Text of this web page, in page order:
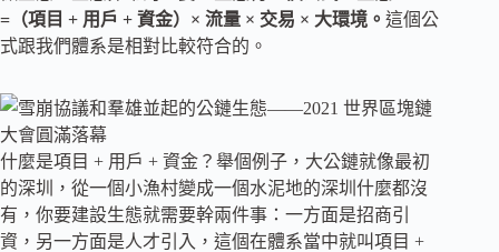
=（項目 + 用戶 + 資金）× 流量 × 交易 × 大環境。 這個公
式跟我們體系是相對比較符合的。
什麼是項目 + 用戶 + 資金？舉個例子，大公鏈就像最初
的深圳，從一個小漁村變成一個水泥地的深圳什麼都沒
有，你要建設生態就需要幹兩件事：一方面是招商引
資，另一方面是人才引入，這個在體系當中就叫項目 +